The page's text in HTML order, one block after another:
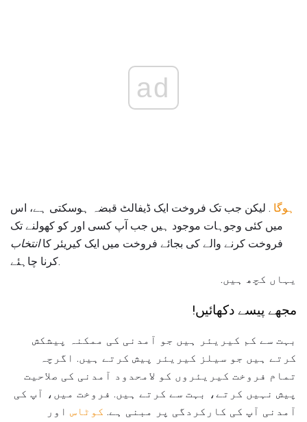
ad
ہوگا . لیکن جب تک فروخت ایک ڈیفالٹ قبضہ ہوسکتی ہے، اس
میں کئی وجوہات موجود ہیں جب آپ کسی اور کو کھولنے تک
فروخت کرنے والے کی بجائے فروخت میں ایک کیریئر کاانتخاب
کرنا چاہئے.
یہاں کچھ ہیں.
مجھے پیسے دکھائیں!
بہت سے کم کیریئر ہیں جو آمدنی کی ممکنہ پیشکش
کرتے ہیں جو سیلز کیریئر پیش کرتے ہیں. اگرچہ
تمام فروخت کیریئروں کو لامحدود آمدنی کی صلاحیت
پیش نہیں کرتے، بہت سے کرتے ہیں. فروخت میں، آپ کی
آمدنی آپ کی کارکردگی پر مبنی ہے. کوٹاس اور